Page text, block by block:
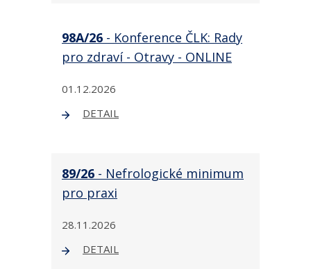
98A/26 - Konference ČLK: Rady
pro zdraví - Otravy - ONLINE
01.12.2026
DETAIL
89/26 - Nefrologické minimum
pro praxi
28.11.2026
DETAIL